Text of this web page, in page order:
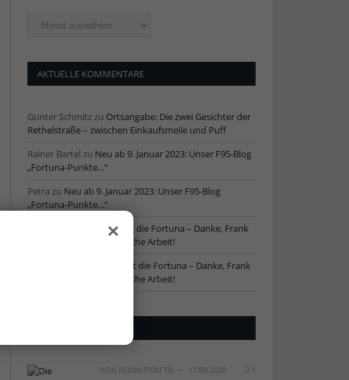
Ältere
AKTUELLE KOMMENTARE
Günter Schmitzzu Ortsangabe: Die zwei Gesichter der
Rethelstraße – zwischen Einkaufsmeile und Puff
Rainer Bartel zu Neu ab 9. Januar 2023: Unser F95-Blog
„Fortuna-Punkte…“
Petra zu Neu ab 9. Januar 2023: Unser F95-Blog
„Fortuna-Punkte…“
NLZ-Chef verlässt die Fortuna – Danke, Frank
Schaefer, für die erfolgreiche Arbeit!
NLZ-Chef verlässt die Fortuna – Danke, Frank
Schaefer, für die erfolgreiche Arbeit!
VON REDAKTION TD 17.09.2020 1
×